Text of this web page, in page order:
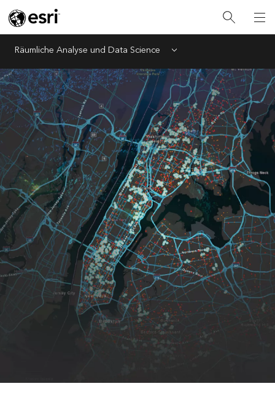
Räumliche Analyse und Data Science Menu